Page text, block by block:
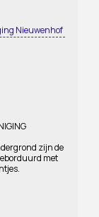
Nieuwenhof
zijn de
met